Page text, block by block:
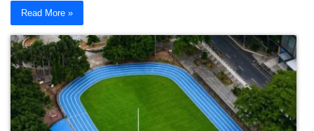
Read More »